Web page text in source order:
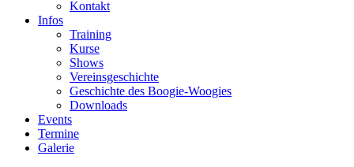
Kontakt
Infos
Training
Kurse
Shows
Vereinsgeschichte
Geschichte des Boogie-Woogies
Downloads
Events
Termine
Galerie